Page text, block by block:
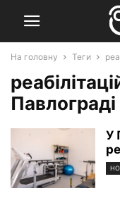
На головну Теги
Павлограді
У